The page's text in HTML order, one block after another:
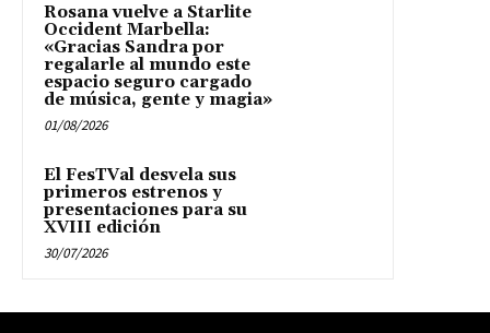
Rosana vuelve a Starlite
Occident Marbella:
«Gracias Sandra por
regalarle al mundo este
espacio seguro cargado
de música, gente y magia»
01/08/2026
El FesTVal desvela sus
primeros estrenos y
presentaciones para su
XVIII edición
30/07/2026